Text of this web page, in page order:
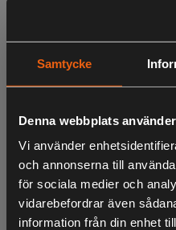
Samtycke
Denna webbplats
Vi använder
och annonserna till
för sociala medier och
vidarebefordrar även
information från din enhet
handtag (Small)
459:-